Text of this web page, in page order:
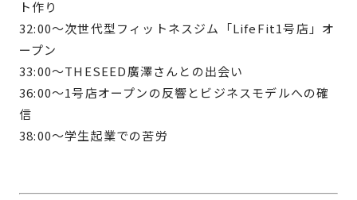
ト作り
32:00〜次世代型フィットネスジム「LifeFit1号店」オ
ープン
33:00〜THESEED廣澤さんとの出会い
36:00〜1号店オープンの反響とビジネスモデルへの確
信
38:00〜学生起業での苦労